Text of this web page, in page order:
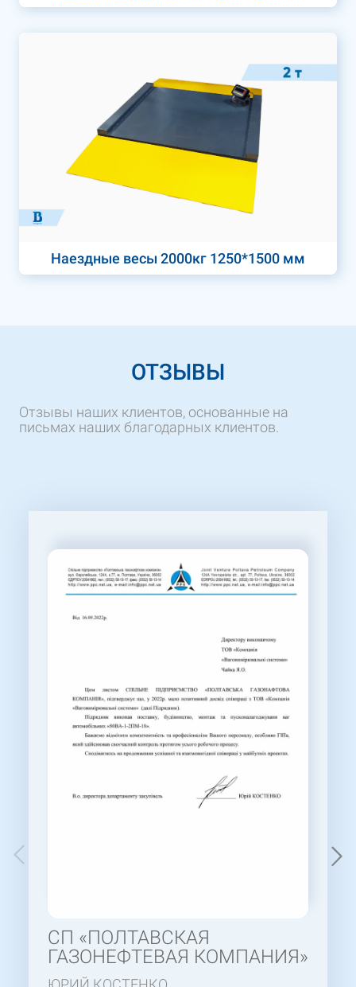
Наездные весы 2000кг 1250*1500 мм
ОТЗЫВЫ
Отзывы наших клиентов, основанные на
письмах наших благодарных клиентов.
СП «ПОЛТАВСКАЯ
ГАЗОНЕФТЕВАЯ КОМПАНИЯ»